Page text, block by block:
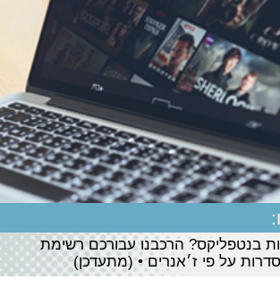
בנטפליקס? הרכבנו עבורכם רשימת
על פי ז׳אנרים • (מתעדכן)